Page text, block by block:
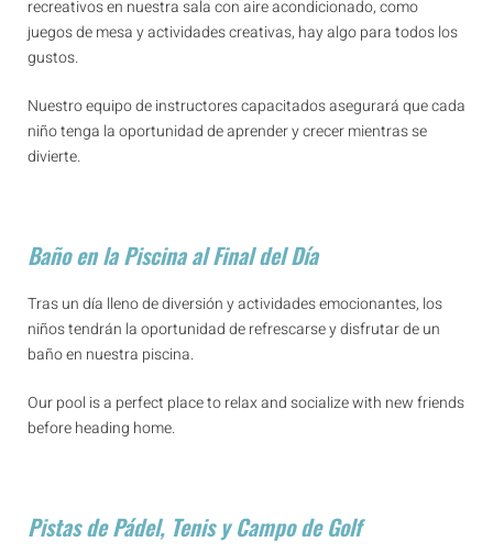
recreativos en nuestra sala con aire acondicionado, como
juegos de mesa y actividades creativas, hay algo para todos los
gustos.
Nuestro equipo de instructores capacitados asegurará que cada
niño tenga la oportunidad de aprender y crecer mientras se
divierte.
Baño en la Piscina al Final del Día
Tras un día lleno de diversión y actividades emocionantes, los
niños tendrán la oportunidad de refrescarse y disfrutar de un
baño en nuestra piscina.
Our pool is a perfect place to relax and socialize with new friends
before heading home.
Pistas de Pádel, Tenis y Campo de Golf